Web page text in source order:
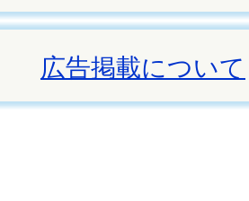
広告掲載について